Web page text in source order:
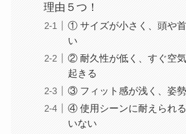
理由５つ！
① サイズが小さく、頭や
い
② 耐久性が低く、すぐ空
起きる
③ フィット感が浅く、姿
④ 使用シーンに耐えられ
いない